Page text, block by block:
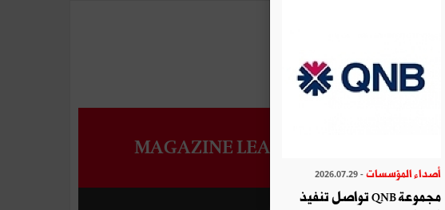
MAGAZINE LEADERS
أصداء المؤسسات- 2026.07.29
مجموعة QNB تواصل تنفيذ